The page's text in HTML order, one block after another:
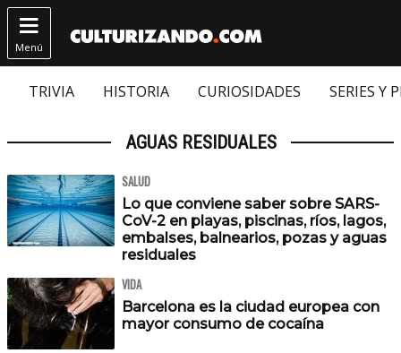

Menú
TRIVIA HISTORIA CURIOSIDADES SERIES Y
AGUAS RESIDUALES
SALUD
Lo que conviene saber sobre SARS-
CoV-2 en playas, piscinas, ríos, lagos,
embalses, balnearios, pozas y aguas
residuales
VIDA
Barcelona es la ciudad europea con
mayor consumo de cocaína